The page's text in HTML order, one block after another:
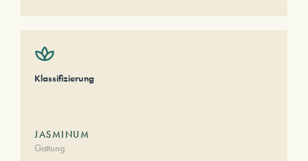
Klassifizierung
JASMINUM
Gattung